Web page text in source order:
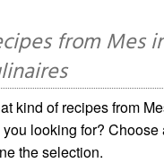
from Mes
kind of recipes from
you looking for?
the selection.